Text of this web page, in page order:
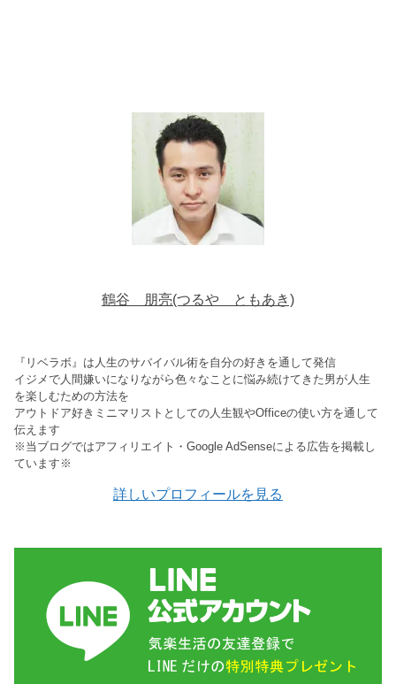
鶴谷 朋亮(つるや ともあき)
『リベラボ』は人生のサバイバル術を自分の好きを通して発信
イジメで人間嫌いになりながら色々なことに悩み続けてきた男が人生
を楽しむための方法を
アウトドア好きミニマリストとしての人生観やOfficeの使い方を通して
伝えます
※当ブログではアフィリエイト・Google AdSenseによる広告を掲載し
ています※
詳しいプロフィールを見る